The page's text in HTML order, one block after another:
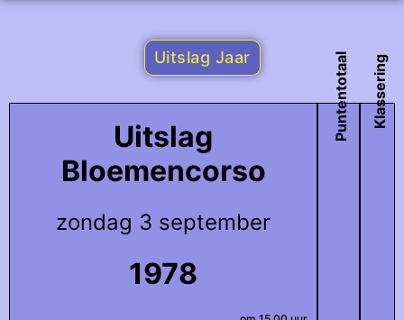
Uitslag Jaar
Uitslag
Bloemencorso
zondag 3 september
1978
Puntentotaal Klassering